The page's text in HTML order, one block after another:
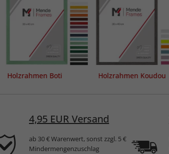
Holzrahmen Boti Holzrahmen Koudou
4,95 EUR Versand
ab 30 € Warenwert, sonst zzgl. 5 €
Mindermengenzuschlag